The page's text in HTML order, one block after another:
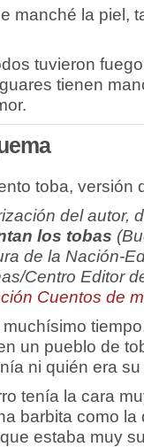
manché la piel,
tuvieron
tienen
toba, versión
del autor,
los tobas
de la Nación-
Centro Editor
Cuentos de
un pueblo de
ni quién era
tenía la cara
barbita como la
estaba muy